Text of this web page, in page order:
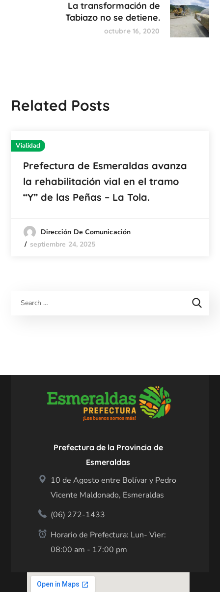
La transformación de
Tabiazo no se detiene.
octubre 16, 2020
Related Posts
Vialidad
Prefectura de Esmeraldas avanza
la rehabilitación vial en el tramo
“Y” de las Peñas – La Tola.
Dirección De Comunicación
septiembre 24, 2025
Prefectura de la Provincia de
Esmeraldas
10 de Agosto entre Bolívar y Pedro
Vicente Maldonado, Esmeraldas
(06) 272-1433
Horario de Prefectura: Lun- Vier:
08:00 am - 17:00 pm